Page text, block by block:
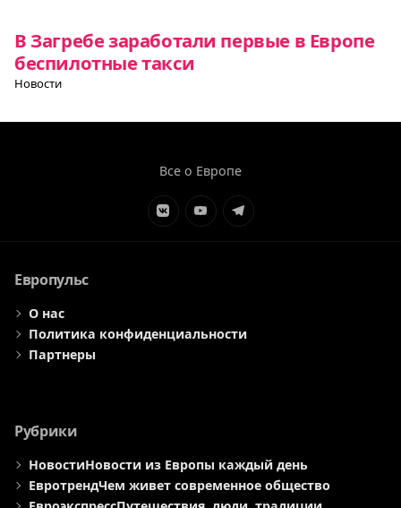
В Загребе заработали первые в Европе
беспилотные такси
Новости
Все о Европе
ЭлементЭлементЭлемент
Европульс
О нас
Политика конфиденциальности
Партнеры
Рубрики
НовостиНовости из Европы каждый день
ЕвротрендЧем живет современное общество